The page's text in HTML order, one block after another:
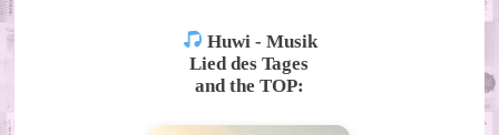
Huwi - Musik
Lied des Tages
and the TOP: